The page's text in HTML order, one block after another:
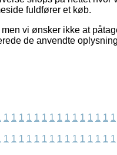
fuldfører et køb.
vi ønsker ikke at
de anvendte
1 1 1 1 1 1 1 1 1 1 1 1 1 1 1
1 1 1 1 1 1 1 1 1 1 1 1 1 1 1